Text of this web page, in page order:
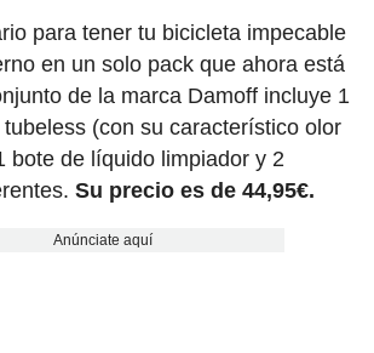
para tener tu bicicleta impecable
en un solo pack que ahora está
de la marca Damoff incluye 1
(con su característico olor
bote de líquido limpiador y 2
Su precio es de 44,95€.
Anúnciate aquí